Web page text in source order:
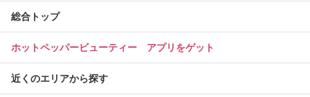
総合トップ
ホットペッパービューティー アプリをゲット
近くのエリアから探す